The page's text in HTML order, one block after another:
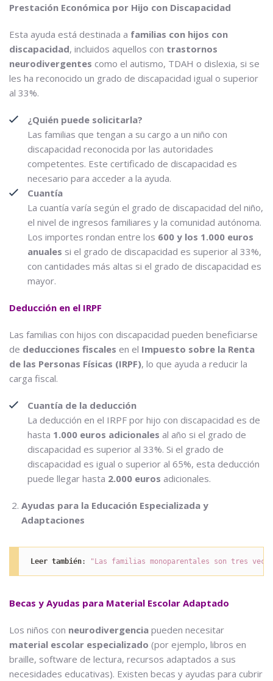
Prestación Económica por Hijo con Discapacidad
Esta ayuda está destinada a familias con hijos con
discapacidad, incluidos aquellos con trastornos
neurodivergentes como el autismo, TDAH o dislexia, si se
les ha reconocido un grado de discapacidad igual o superior
al 33%.
¿Quién puede solicitarla?
Las familias que tengan a su cargo a un niño con
discapacidad reconocida por las autoridades
competentes. Este certificado de discapacidad es
necesario para acceder a la ayuda.
Cuantía
La cuantía varía según el grado de discapacidad del niño,
el nivel de ingresos familiares y la comunidad autónoma.
Los importes rondan entre los 600 y los 1.000 euros
anuales si el grado de discapacidad es superior al 33%,
con cantidades más altas si el grado de discapacidad es
mayor.
Deducción en el IRPF
Las familias con hijos con discapacidad pueden beneficiarse
de deducciones fiscales en el Impuesto sobre la Renta
de las Personas Físicas (IRPF), lo que ayuda a reducir la
carga fiscal.
Cuantía de la deducción
La deducción en el IRPF por hijo con discapacidad es de
hasta 1.000 euros adicionales al año si el grado de
discapacidad es superior al 33%. Si el grado de
discapacidad es igual o superior al 65%, esta deducción
puede llegar hasta 2.000 euros adicionales.
Ayudas para la Educación Especializada y
Adaptaciones
Leer también: "Las familias monoparentales son tres
Becas y Ayudas para Material Escolar Adaptado
Los niños con neurodivergencia pueden necesitar
material escolar especializado (por ejemplo, libros en
braille, software de lectura, recursos adaptados a sus
necesidades educativas). Existen becas y ayudas para cubrir